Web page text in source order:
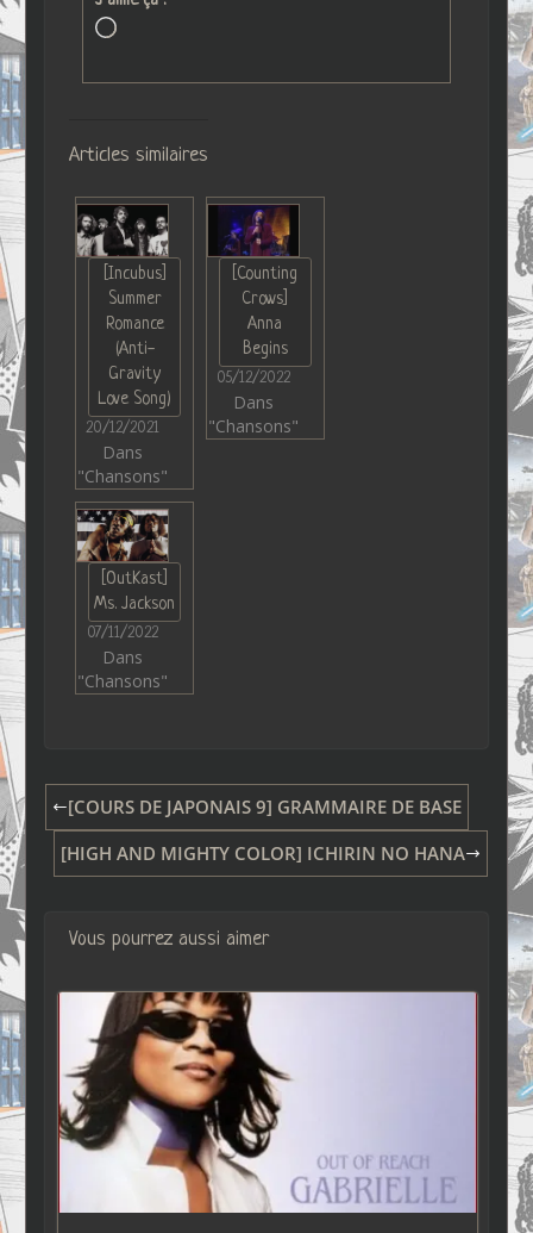
Chargement…
Articles similaires
[Incubus]
Summer
Romance
(Anti-
Gravity
Love Song)
20/12/2021
Dans
"Chansons"
[Counting
Crows]
Anna
Begins
05/12/2022
Dans
"Chansons"
[OutKast]
Ms. Jackson
07/11/2022
Dans
"Chansons"
[COURS DE JAPONAIS 9] GRAMMAIRE DE BASE
[HIGH AND MIGHTY COLOR] ICHIRIN NO HANA
Vous pourrez aussi aimer